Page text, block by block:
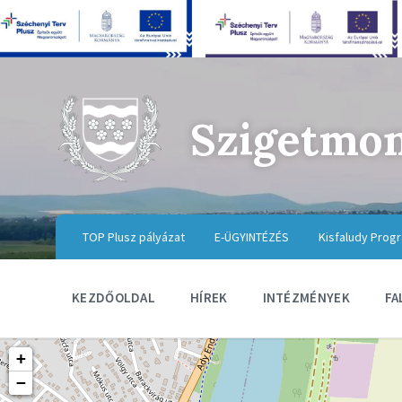
TOP Plusz pályázat E-ÜGYINTÉZÉS Kisfaludy
KEZDŐOLDAL HÍREK INTÉZMÉNYEK
+
−